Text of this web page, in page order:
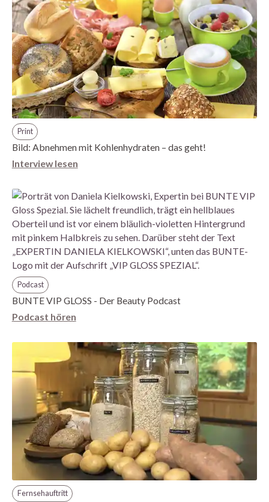
Print
Bild: Abnehmen mit Kohlenhydraten – das geht!
Interview lesen
Podcast
BUNTE VIP GLOSS - Der Beauty Podcast
Podcast hören
Fernsehauftritt